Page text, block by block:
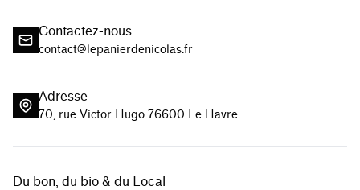
Contactez-nous
contact@lepanierdenicolas.fr
Adresse
70, rue Victor Hugo 76600 Le Havre
Du bon, du bio & du Local